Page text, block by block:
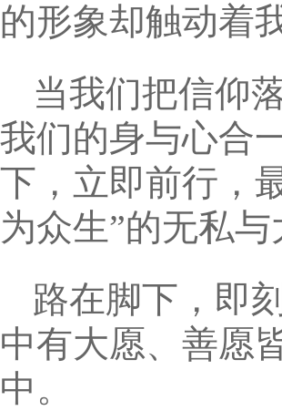
的形象却触动着
当我们把信仰
我们的身与心合
下，立即前行，
为众生”的无私与
路在脚下，即
中有大愿、善愿
中。